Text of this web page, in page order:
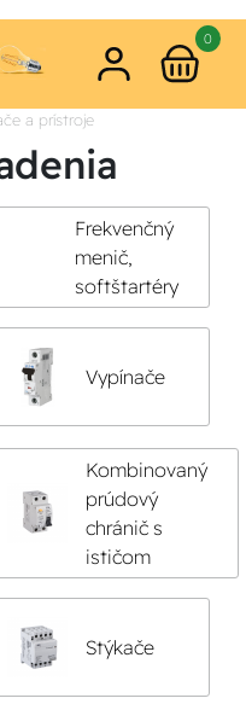
0
a prístroje
Frekvenčný
menič,
softštartéry
Vypínače
Kombinovaný
prúdový
chránič s
ističom
Stýkače